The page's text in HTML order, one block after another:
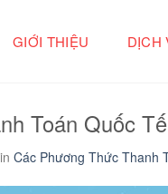
GIỚI THIỆU DỊCH
Toán Quốc
in Các Phương Thức Thanh